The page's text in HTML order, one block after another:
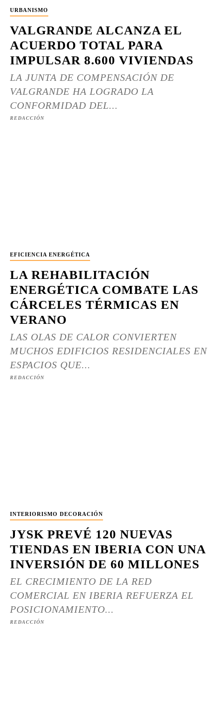
URBANISMO
VALGRANDE ALCANZA EL
ACUERDO TOTAL PARA
IMPULSAR 8.600 VIVIENDAS
LA JUNTA DE COMPENSACIÓN DE
VALGRANDE HA LOGRADO LA
CONFORMIDAD DEL...
REDACCIÓN
EFICIENCIA ENERGÉTICA
LA REHABILITACIÓN
ENERGÉTICA COMBATE LAS
CÁRCELES TÉRMICAS EN
VERANO
LAS OLAS DE CALOR CONVIERTEN
MUCHOS EDIFICIOS RESIDENCIALES EN
ESPACIOS QUE...
REDACCIÓN
INTERIORISMO DECORACIÓN
JYSK PREVÉ 120 NUEVAS
TIENDAS EN IBERIA CON UNA
INVERSIÓN DE 60 MILLONES
EL CRECIMIENTO DE LA RED
COMERCIAL EN IBERIA REFUERZA EL
POSICIONAMIENTO...
REDACCIÓN